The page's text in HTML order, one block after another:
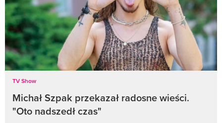
TV Show
Michał Szpak przekazał radosne wieści.
"Oto nadszedł czas"